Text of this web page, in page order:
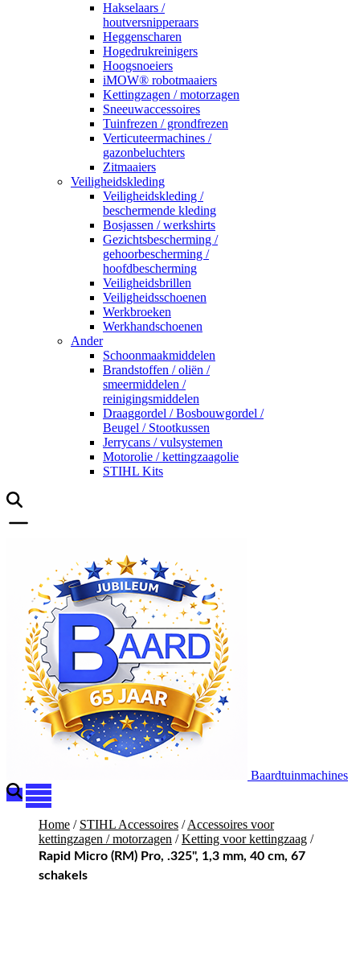
Hakselaars /
houtversnipperaars
Heggenscharen
Hogedrukreinigers
Hoogsnoeiers
iMOW® robotmaaiers
Kettingzagen / motorzagen
Sneeuwaccessoires
Tuinfrezen / grondfrezen
Verticuteermachines /
gazonbeluchters
Zitmaaiers
Veiligheidskleding
Veiligheidskleding /
beschermende kleding
Bosjassen / werkshirts
Gezichtsbescherming /
gehoorbescherming /
hoofdbescherming
Veiligheidsbrillen
Veiligheidsschoenen
Werkbroeken
Werkhandschoenen
Ander
Schoonmaakmiddelen
Brandstoffen / oliën /
smeermiddelen /
reinigingsmiddelen
Draaggordel / Bosbouwgordel /
Beugel / Stootkussen
Jerrycans / vulsystemen
Motorolie / kettingzaagolie
STIHL Kits
Baardtuinmachines
Home / STIHL Accessoires /Accessoires voor
kettingzagen / motorzagen /Ketting voor kettingzaag /
Rapid Micro (RM) Pro, .325", 1,3 mm, 40 cm, 67
schakels